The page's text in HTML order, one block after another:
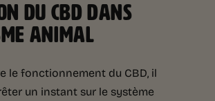
DU CBD DANS
ANIMAL
le fonctionnement du CBD, il
un instant sur le système